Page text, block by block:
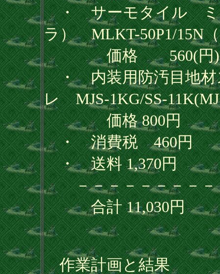
・ サーモタイル ミ
ラ） MLKT-50P1/15N
価格 560(円) x 15(
・ 内装用防汚目地材
レ MJS-1KG/SS-
価格 800円
・ 消費税 460円
・ 送料 1,370円
－－－－－－－－－
合計 11,030円
作業計画と結果